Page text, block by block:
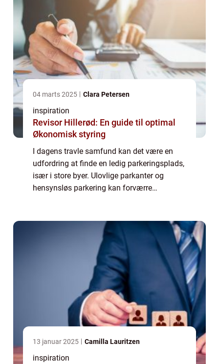
04 marts 2025 Clara Petersen
inspiration
Revisor Hillerød: En guide til optimal
Økonomisk styring
I dagens travle samfund kan det være en
udfordring at finde en ledig parkeringsplads,
især i store byer. Ulovlige parkanter og
hensynsløs parkering kan forværre
13 januar 2025 Camilla Lauritzen
inspiration